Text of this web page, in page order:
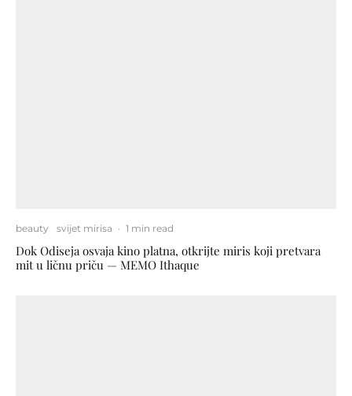
beauty svijet mirisa · 1 min read
Dok Odiseja osvaja kino platna, otkrijte miris koji pretvara
mit u ličnu priču — MEMO Ithaque